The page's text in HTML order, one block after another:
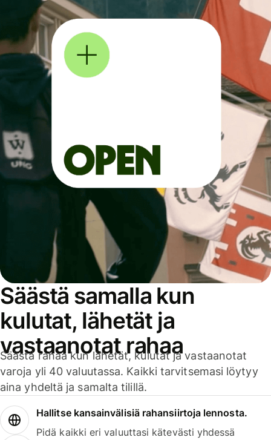
Säästä samalla kun
kulutat, lähetät ja
vastaanotat rahaa
Säästä rahaa kun lähetät, kulutat ja vastaanotat
varoja yli 40 valuutassa. Kaikki tarvitsemasi löytyy
aina yhdeltä ja samalta tilillä.
Hallitse kansainvälisiä rahansiirtoja lennosta.
Pidä kaikki eri valuuttasi kätevästi yhdessä